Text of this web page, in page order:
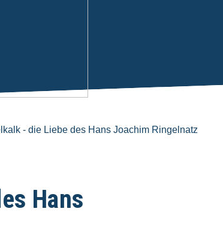
- die Liebe des Hans Joachim Ringelnatz
Hans